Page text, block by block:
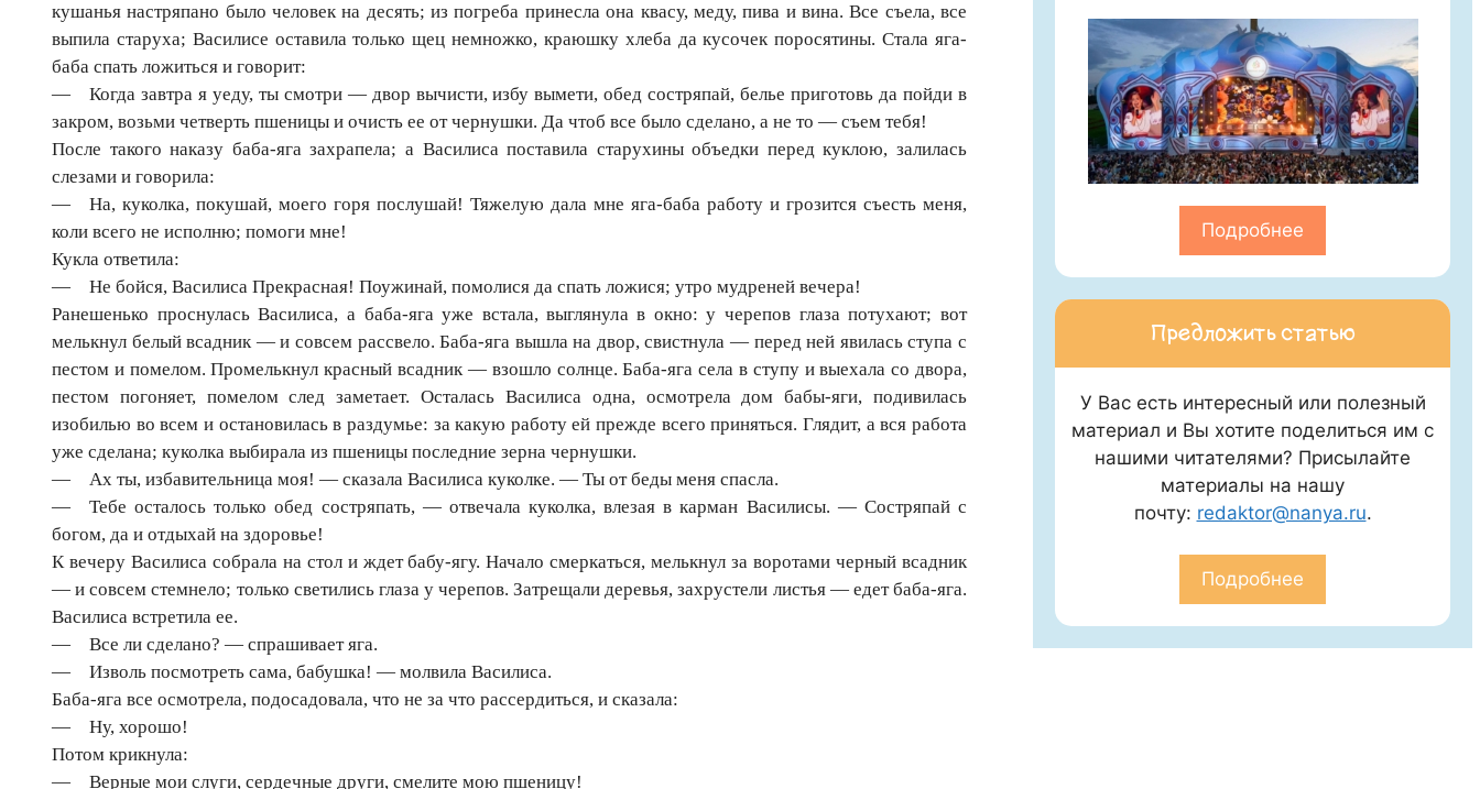
кушанья настряпано было человек на десять; из погреба принесла она квасу, меду, пива и вина. Все съела, все
выпила старуха; Василисе оставила только щец немножко, краюшку хлеба да кусочек поросятины. Стала яга-
баба спать ложиться и говорит:
— Когда завтра я уеду, ты смотри — двор вычисти, избу вымети, обед состряпай, белье приготовь да пойди в
закром, возьми четверть пшеницы и очисть ее от чернушки. Да чтоб все было сделано, а не то — съем тебя!
После такого наказу баба-яга захрапела; а Василиса поставила старухины объедки перед куклою, залилась
слезами и говорила:
— На, куколка, покушай, моего горя послушай! Тяжелую дала мне яга-баба работу и грозится съесть меня,
коли всего не исполню; помоги мне!
Кукла ответила:
— Не бойся, Василиса Прекрасная! Поужинай, помолися да спать ложися; утро мудреней вечера!
Ранешенько проснулась Василиса, а баба-яга уже встала, выглянула в окно: у черепов глаза потухают; вот
мелькнул белый всадник — и совсем рассвело. Баба-яга вышла на двор, свистнула — перед ней явилась ступа с
пестом и помелом. Промелькнул красный всадник — взошло солнце. Баба-яга села в ступу и выехала со двора,
пестом погоняет, помелом след заметает. Осталась Василиса одна, осмотрела дом бабы-яги, подивилась
изобилью во всем и остановилась в раздумье: за какую работу ей прежде всего приняться. Глядит, а вся работа
уже сделана; куколка выбирала из пшеницы последние зерна чернушки.
— Ах ты, избавительница моя! — сказала Василиса куколке. — Ты от беды меня спасла.
— Тебе осталось только обед состряпать, — отвечала куколка, влезая в карман Василисы. — Состряпай с
богом, да и отдыхай на здоровье!
К вечеру Василиса собрала на стол и ждет бабу-ягу. Начало смеркаться, мелькнул за воротами черный всадник
— и совсем стемнело; только светились глаза у черепов. Затрещали деревья, захрустели листья — едет баба-яга.
Василиса встретила ее.
— Все ли сделано? — спрашивает яга.
— Изволь посмотреть сама, бабушка! — молвила Василиса.
Баба-яга все осмотрела, подосадовала, что не за что рассердиться, и сказала:
— Ну, хорошо!
Потом крикнула:
— Верные мои слуги, сердечные други, смелите мою пшеницу!
Подробнее
Предложить статью
У Вас есть интересный или полезный
материал и Вы хотите поделиться им с
нашими читателями? Присылайте
материалы на нашу
почту: redaktor@nanya.ru.
Подробнее